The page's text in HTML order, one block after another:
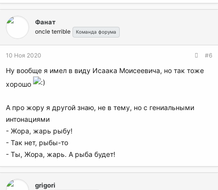
Фанат
oncle terrible Команда форума
10 Ноя 2020 #6
Ну вообще я имел в виду Исаака Моисеевича, но так тоже
хорошо
А про жору я другой знаю, не в тему, но с гениальными
интонациями
- Жора, жарь рыбу!
- Так нет, рыбы-то
- Ты, Жора, жарь. А рыба будет!
grigori